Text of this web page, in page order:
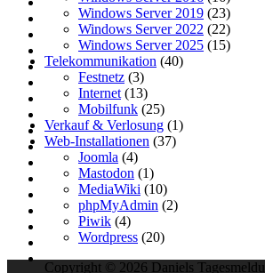
Windows Server 2019 (23)
Windows Server 2022 (22)
Windows Server 2025 (15)
Telekommunikation (40)
Festnetz (3)
Internet (13)
Mobilfunk (25)
Verkauf & Verlosung (1)
Web-Installationen (37)
Joomla (4)
Mastodon (1)
MediaWiki (10)
phpMyAdmin (2)
Piwik (4)
Wordpress (20)
Copyright © 2026 Daniels